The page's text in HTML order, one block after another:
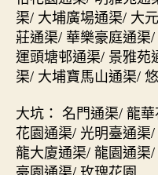
渠/ 大埔廣場通渠/ 大
莊通渠/ 華樂豪庭通渠
運頭塘邨通渠/ 景雅苑
渠/ 大埔寶馬山通渠/
大坑： 名門通渠/ 龍
花園通渠/ 光明臺通渠
龍大廈通渠/ 龍園通渠